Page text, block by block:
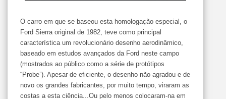
O carro em que se baseou esta homologação especial, o
Ford Sierra original de 1982, teve como principal
característica um revolucionário desenho aerodinâmico,
baseado em estudos avançados da Ford neste campo
(mostrados ao público como a série de protótipos
“Probe”). Apesar de eficiente, o desenho não agradou e de
novo os grandes fabricantes, por muito tempo, viraram as
costas a esta ciência...Ou pelo menos colocaram-na em